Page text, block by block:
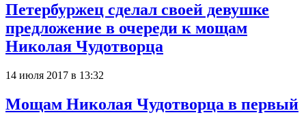
Петербуржец сделал своей девушке
предложение в очереди к мощам
Николая Чудотворца
14 июля 2017 в 13:32
Мощам Николая Чудотворца в первый